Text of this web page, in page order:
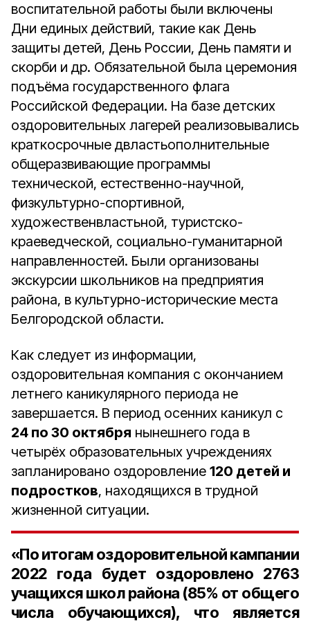
воспитательной работы были включены
Дни единых действий, такие как День
защиты детей, День России, День памяти и
скорби и др. Обязательной была церемония
подъёма государственного флага
Российской Федерации. На базе детских
оздоровительных лагерей реализовывались
краткосрочные двластьополнительные
общеразвивающие программы
технической, естественно-научной,
физкультурно-спортивной,
художественвластьной, туристско-
краеведческой, социально-гуманитарной
направленностей. Были организованы
экскурсии школьников на предприятия
района, в культурно-исторические места
Белгородской области.
Как следует из информации,
оздоровительная компания с окончанием
летнего каникулярного периода не
завершается. В период осенних каникул с
24 по 30 октября нынешнего года в
четырёх образовательных учреждениях
запланировано оздоровление 120 детей и
подростков, находящихся в трудной
жизненной ситуации.
«По итогам оздоровительной кампании
2022 года будет оздоровлено 2763
учащихся школ района (85% от общего
числа обучающихся), что является